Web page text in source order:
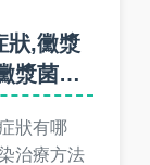
狀,黴漿
漿菌感
狀有哪
治療方法